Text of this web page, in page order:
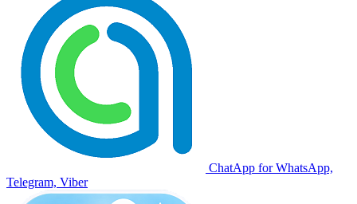
ChatApp for WhatsApp,
Telegram, Viber